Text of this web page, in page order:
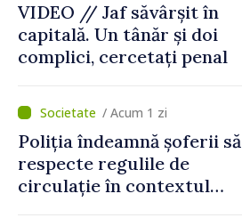
VIDEO // Jaf săvârșit în
capitală. Un tânăr și doi
complici, cercetați penal
/ Acum 1 zi
Poliția îndeamnă șoferii să
respecte regulile de
circulație în contextul